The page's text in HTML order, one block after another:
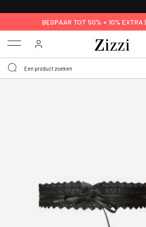
BESPAAR TOT 50% + 10% EXTRA |
Menu